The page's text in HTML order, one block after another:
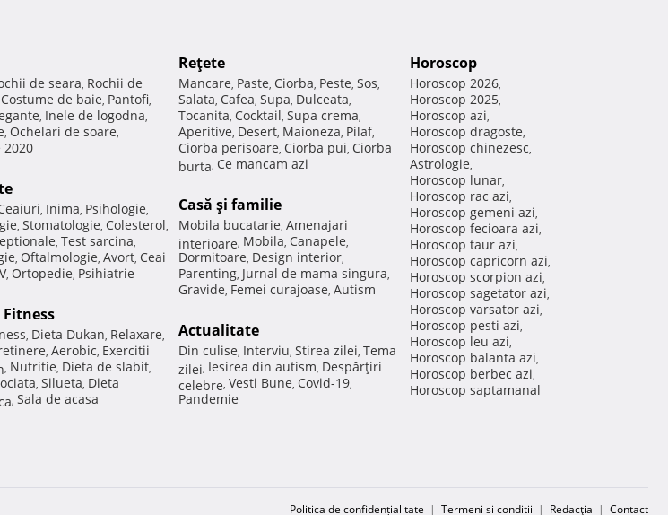
de seara, Rochii de
Costume de baie, Pantofi,
, Inele de logodna,
, Ochelari de soare,
, Inima, Psihologie,
, Stomatologie, Colesterol,
, Test sarcina,
, Oftalmologie, Avort, Ceai
, Ortopedie, Psihiatrie
, Dieta Dukan, Relaxare,
, Aerobic, Exercitii
, Nutritie, Dieta de slabit,
, Silueta, Dieta
, Sala de acasa
Reţete
Mancare, Paste, Ciorba, Peste, Sos,
Salata, Cafea, Supa, Dulceata,
Tocanita, Cocktail, Supa crema,
Aperitive, Desert, Maioneza, Pilaf,
Ciorba perisoare, Ciorba pui, Ciorba
burta, Ce mancam azi
Casă şi familie
Mobila bucatarie, Amenajari
interioare, Mobila, Canapele,
Dormitoare, Design interior,
Parenting, Jurnal de mama singura,
Gravide, Femei curajoase, Autism
Actualitate
Din culise, Interviu, Stirea zilei, Tema
zilei, Iesirea din autism, Despărţiri
celebre, Vesti Bune, Covid-19,
Pandemie
Horoscop
Horoscop 2026,
Horoscop 2025,
Horoscop azi,
Horoscop dragoste,
Horoscop chinezesc,
Astrologie,
Horoscop lunar,
Horoscop rac azi,
Horoscop gemeni azi,
Horoscop fecioara azi,
Horoscop taur azi,
Horoscop capricorn azi,
Horoscop scorpion azi,
Horoscop sagetator azi,
Horoscop varsator azi,
Horoscop pesti azi,
Horoscop leu azi,
Horoscop balanta azi,
Horoscop berbec azi,
Horoscop saptamanal
Politica de confidențialitate | Termeni si conditii | Redacţia | Contact